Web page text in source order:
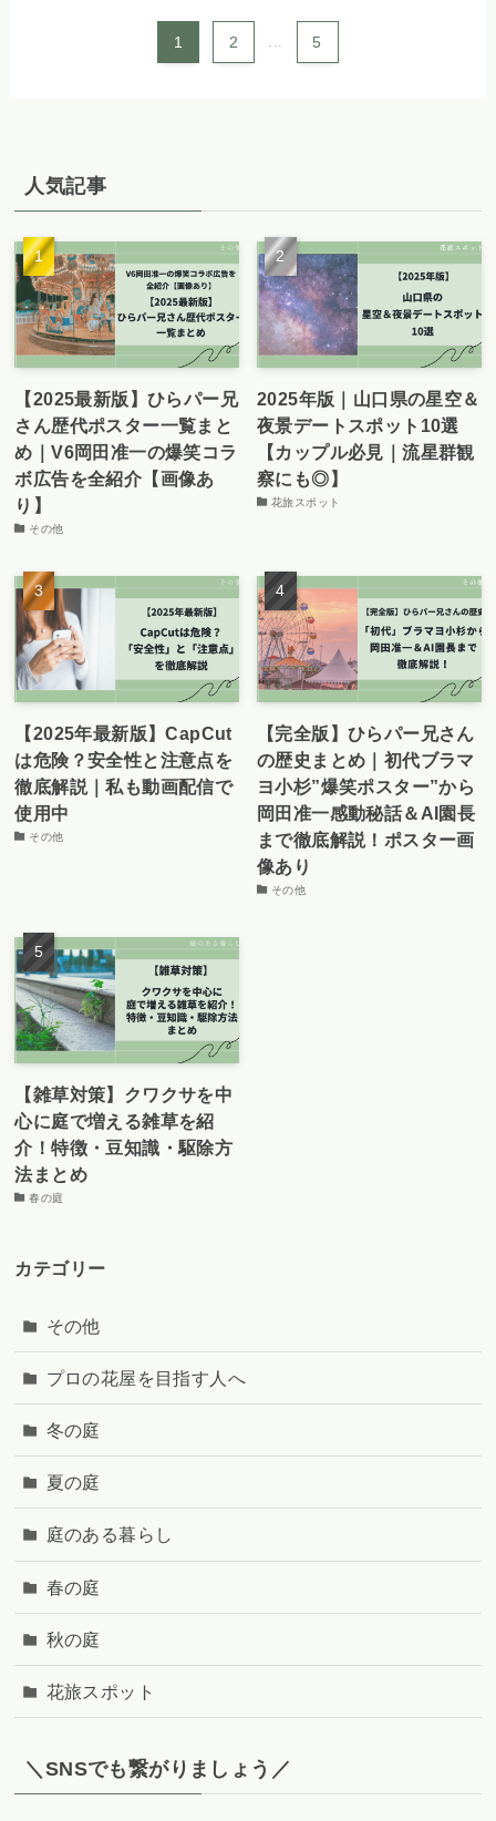
1 2 5
人気記事
【2025最新版】ひらパー兄
さん歴代ポスター一覧まと
め｜V6岡田准一の爆笑コラ
ボ広告を全紹介【画像あ
り】
その他
2025年版｜山口県の星空＆
夜景デートスポット10選
【カップル必見｜流星群観
察にも◎】
花旅スポット
【2025年最新版】CapCut
は危険？安全性と注意点を
徹底解説｜私も動画配信で
使用中
その他
【完全版】ひらパー兄さん
の歴史まとめ｜初代ブラマ
ヨ小杉”爆笑ポスター”から
岡田准一感動秘話＆AI園長
まで徹底解説！ポスター画
像あり
その他
【雑草対策】クワクサを中
心に庭で増える雑草を紹
介！特徴・豆知識・駆除方
法まとめ
春の庭
カテゴリー
その他
プロの花屋を目指す人へ
冬の庭
夏の庭
庭のある暮らし
春の庭
秋の庭
花旅スポット
＼SNSでも繋がりましょう／